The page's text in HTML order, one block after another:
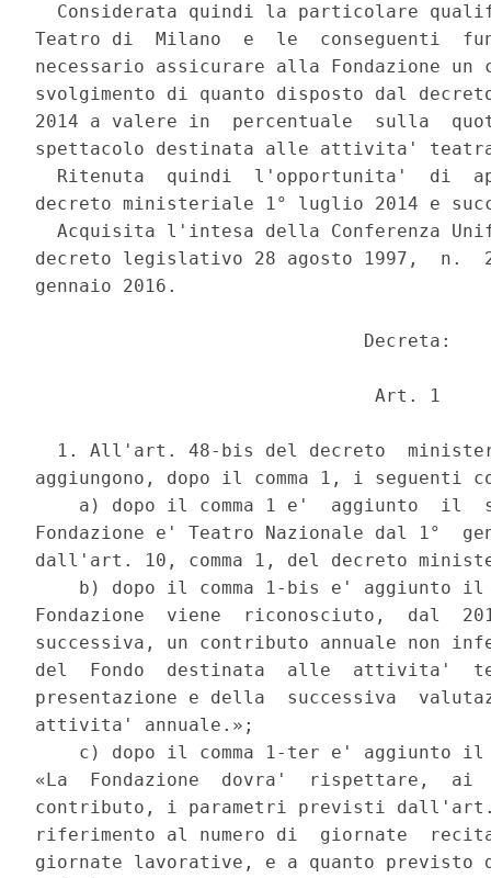
Considerata quindi la particolare
Teatro di  Milano  e  le  conseguenti
necessario assicurare alla Fondazione
svolgimento di quanto disposto dal
2014 a valere in  percentuale  sulla
spettacolo destinata alle attivita'
Ritenuta  quindi  l'opportunita'  di
decreto ministeriale 1° luglio 2014 e
Acquisita l'intesa della Conferenza
decreto legislativo 28 agosto 1997,  n.
gennaio 2016.
                              Decreta:
                               Art. 1
1. All'art. 48-bis del decreto
aggiungono, dopo il comma 1, i seguenti
a) dopo il comma 1 e'  aggiunto  il
Fondazione e' Teatro Nazionale dal 1°
dall'art. 10, comma 1, del decreto
b) dopo il comma 1-bis e' aggiunto
Fondazione  viene  riconosciuto,  dal
successiva, un contributo annuale non
del  Fondo  destinata  alle  attivita'
presentazione e della  successiva
attivita' annuale.»;
c) dopo il comma 1-ter e' aggiunto
«La  Fondazione  dovra'  rispettare,
contributo, i parametri previsti dall'art.
riferimento al numero di  giornate
giornate lavorative, e a quanto